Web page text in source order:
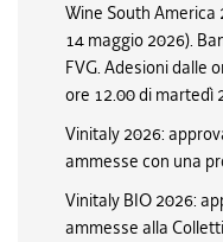
Wine South America
14 maggio 2026).
FVG. Adesioni dalle
ore 12.00 di martedì
Vinitaly 2026:
ammesse con una
Vinitaly BIO 2026:
ammesse alla